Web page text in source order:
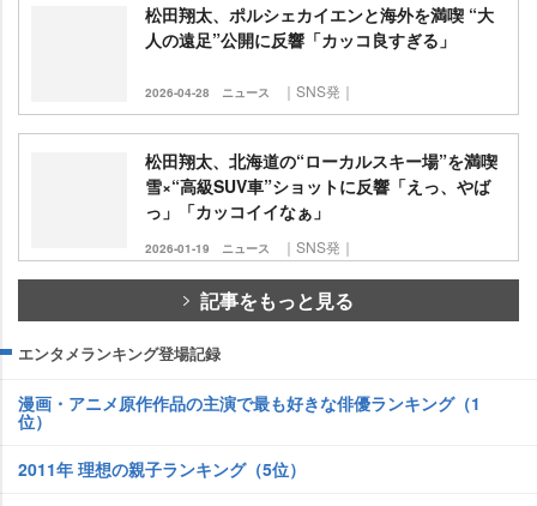
松田翔太、ポルシェカイエンと海外を満喫 “大
人の遠足”公開に反響「カッコ良すぎる」
2026-04-28 ニュース ｜SNS発｜
松田翔太、北海道の“ローカルスキー場”を満喫
雪×“高級SUV車”ショットに反響「えっ、やば
っ」「カッコイイなぁ」
2026-01-19 ニュース ｜SNS発｜
記事をもっと見る
エンタメランキング登場記録
漫画・アニメ原作作品の主演で最も好きな俳優ランキング（1
位）
2011年 理想の親子ランキング（5位）